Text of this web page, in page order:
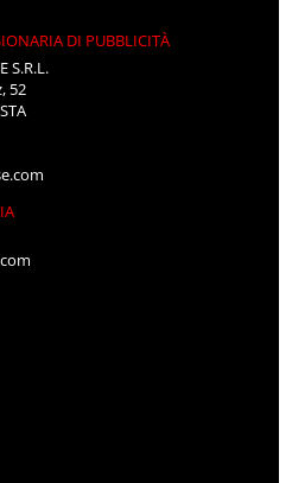
DI PUBBLICITÀ
S.R.L.
52